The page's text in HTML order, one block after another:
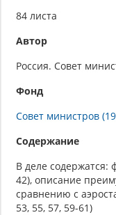
84 листа
Автор
Россия. Совет
Фонд
Совет министров
Содержание
В деле содержатся:
42), описание
сравнению с
53, 55, 57, 59-61)